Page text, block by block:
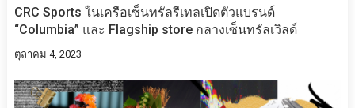
CRC Sports ในเครือเซ็นทรัลรีเทลเปิดตัวแบรนด์
“Columbia” และ Flagship store กลางเซ็นทรัลเวิลด์
ตุลาคม 4, 2023